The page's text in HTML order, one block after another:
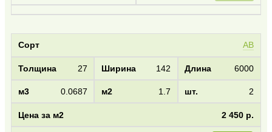
AB
27 142 6000
0.0687 1.7 2
2 450 р.